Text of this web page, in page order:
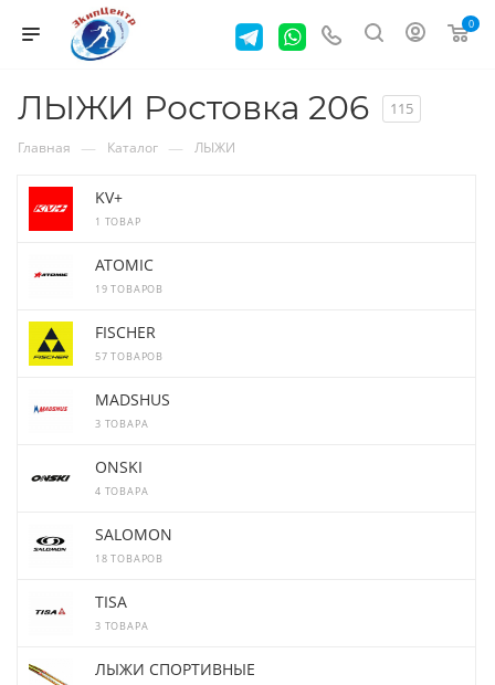
0
ЛЫЖИ Ростовка 206 115
Главная — Каталог — ЛЫЖИ
KV+
1 ТОВАР
ATOMIC
19 ТОВАРОВ
FISCHER
57 ТОВАРОВ
MADSHUS
3 ТОВАРА
ONSKI
4 ТОВАРА
SALOMON
18 ТОВАРОВ
TISA
3 ТОВАРА
ЛЫЖИ СПОРТИВНЫЕ